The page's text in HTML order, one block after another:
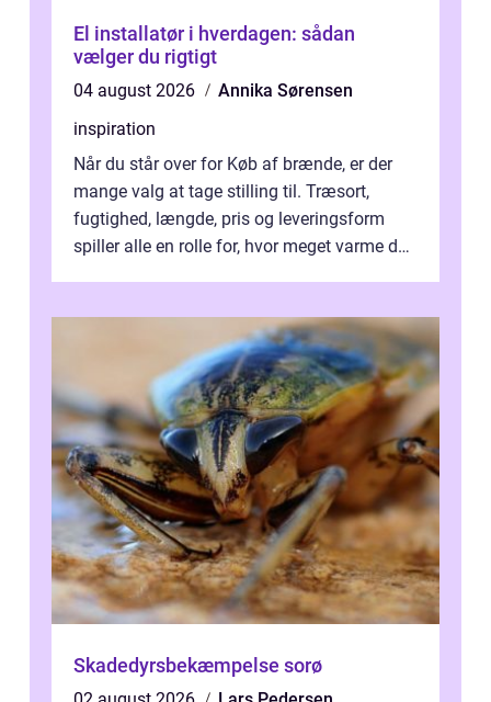
El installatør i hverdagen: sådan
vælger du rigtigt
04 august 2026
Annika Sørensen
inspiration
Når du står over for Køb af brænde, er der
mange valg at tage stilling til. Træsort,
fugtighed, længde, pris og leveringsform
spiller alle en rolle for, hvor meget varme du
Skadedyrsbekæmpelse sorø